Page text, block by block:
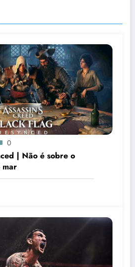
0
| Não é sobre o
mar